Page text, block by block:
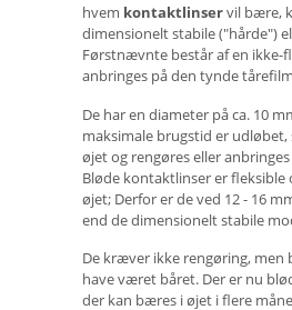
hvem kontaktlinservil bære,
dimensionelt stabile ("hårde")
Førstnævnte består af en ikke-
anbringes på den tynde
De har en diameter på ca. 10
maksimale brugstid er udløbet,
øjet og rengøres eller
Bløde kontaktlinser er fleksible
øjet; Derfor er de ved 12 - 16
end de dimensionelt stabile
De kræver ikke rengøring, men
have været båret. Der er nu
der kan bæres i øjet i flere